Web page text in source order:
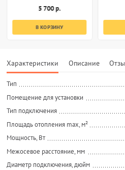
5 700 р.
В КОРЗИНУ
Характеристики Описание
Тип
Помещение для установки
Тип подключения
Площадь отопления max, м²
Мощность, Вт
Межосевое расстояние, мм
Диаметр подключения, дюйм